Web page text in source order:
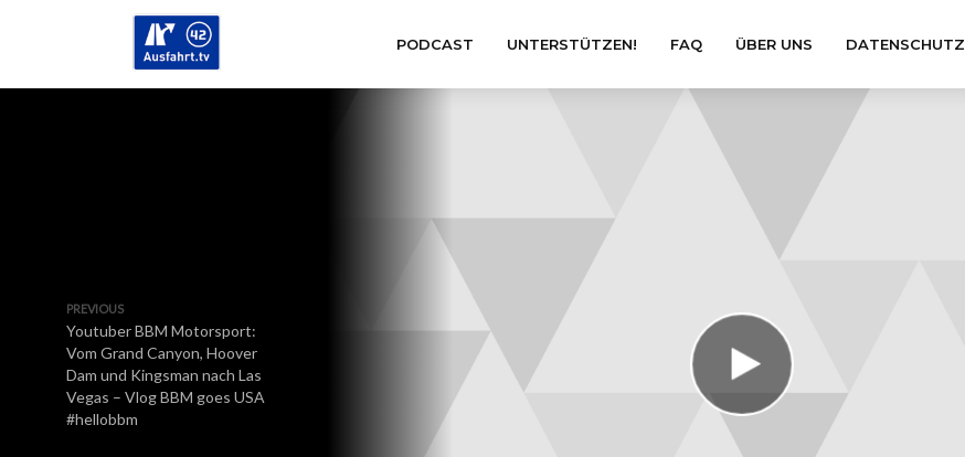
PODCAST UNTERSTÜTZEN! FAQ ÜBER UNS DATENSCHUTZ
PREVIOUS
Youtuber BBM Motorsport:
Vom Grand Canyon, Hoover
Dam und Kingsman nach Las
Vegas – Vlog BBM goes USA
#hellobbm